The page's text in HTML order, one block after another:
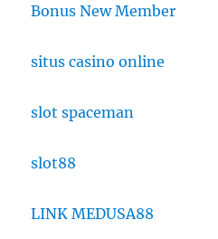
Bonus New Member
situs casino online
slot spaceman
slot88
LINK MEDUSA88